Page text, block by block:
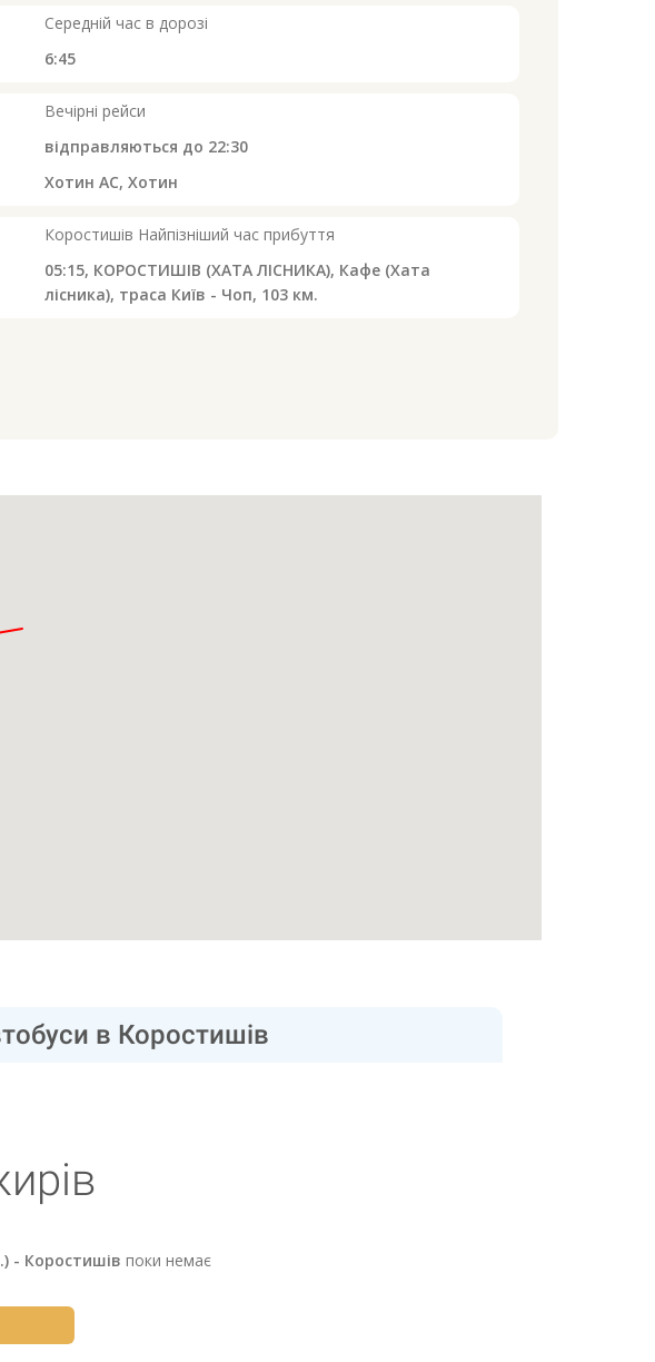
Середній час в дорозі
6:45
Вечірні рейси
відправляються до 22:30
Хотин АС, Хотин
Коростишів Найпізніший час прибуття
05:15, КОРОСТИШІВ (ХАТА ЛІСНИКА), Кафе (Хата
лісника), траса Київ - Чоп, 103 км.
в Коростишів
- Коростишів поки немає